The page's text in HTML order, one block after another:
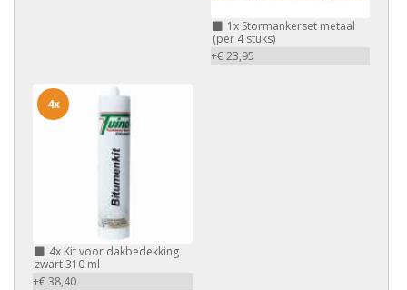
1xStormankerset metaal
(per 4 stuks)
+€ 23,95
4x Kit voor dakbedekking
zwart 310 ml
+€ 38,40
4x